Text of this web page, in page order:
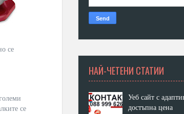
се
се
НАЙ-ЧЕТЕНИ СТАТИИ
Уеб сайт с
достъпна цена